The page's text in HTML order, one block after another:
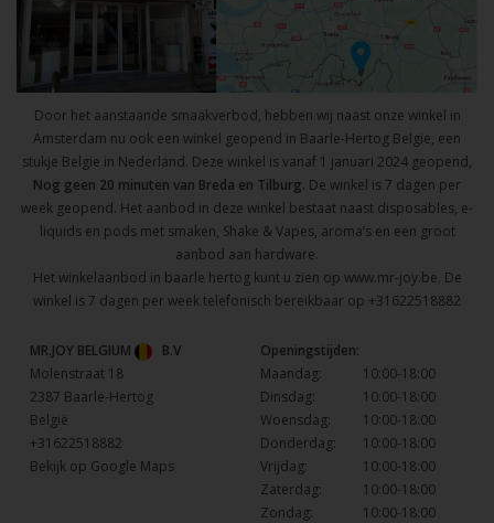
Door het aanstaande smaakverbod, hebben wij naast onze winkel in
Amsterdam nu ook een winkel geopend in Baarle-Hertog Belgie, een
stukje Belgie in Nederland. Deze winkel is vanaf 1 januari 2024 geopend,
Nog geen 20 minuten van Breda en Tilburg. De winkel is 7 dagen per
week geopend. Het aanbod in deze winkel bestaat naast disposables, e-
liquids en pods met smaken, Shake & Vapes, aroma’s en een groot
aanbod aan hardware.
Het winkelaanbod in baarle hertog kunt u zien op www.mr-joy.be. De
winkel is 7 dagen per week telefonisch bereikbaar op +31622518882
MR.JOY BELGIUM
B.V
Molenstraat 18
2387 Baarle-Hertog
België
+31622518882
Bekijk op Google Maps
Openingstijden:
Maandag:
10:00-18:00
Dinsdag:
10:00-18:00
Woensdag:
10:00-18:00
Donderdag:
10:00-18:00
Vrijdag:
10:00-18:00
Zaterdag:
10:00-18:00
Zondag:
10:00-18:00